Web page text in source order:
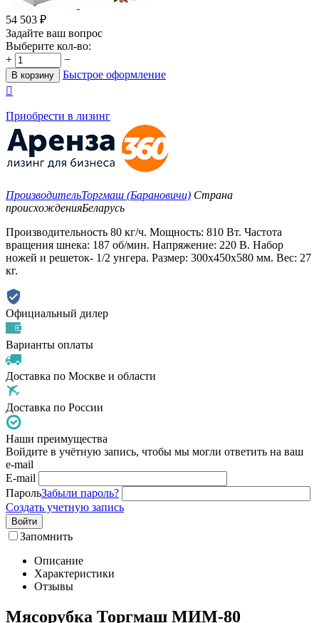
54 503 ₽
Задайте ваш вопрос
Выберите кол-во:
+
−
В корзину
Быстрое оформление

Приобрести в лизинг
ПроизводительТоргмаш (Барановичи) Страна
происхожденияБеларусь
Производительность 80 кг/ч. Мощность: 810 Вт. Частота
вращения шнека: 187 об/мин. Напряжение: 220 В. Набор
ножей и решеток- 1/2 унгера. Размер: 300x450x580 мм. Вес: 27
кг.
Официальный дилер
Варианты оплаты
Доставка по Москве и области
Доставка по России
Наши преимущества
Войдите в учётную запись, чтобы мы могли ответить на ваш
e-mail
E-mail
ПарольЗабыли пароль?
Создать учетную запись
Войти
Запомнить
Описание
Характеристики
Отзывы
Мясорубка Торгмаш МИМ-80